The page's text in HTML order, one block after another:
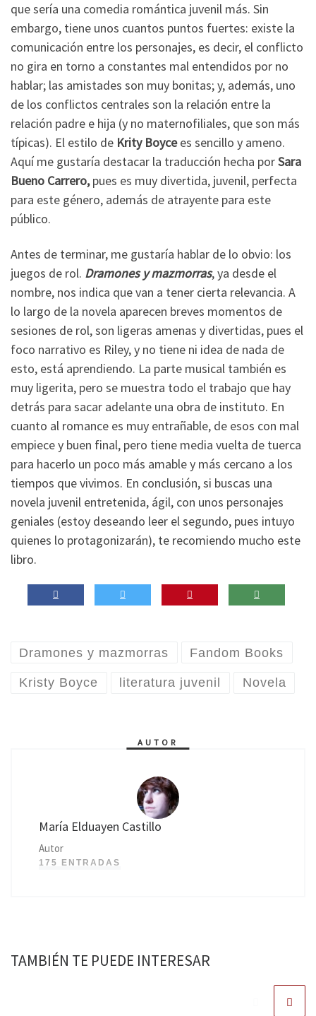
que sería una comedia romántica juvenil más. Sin
embargo, tiene unos cuantos puntos fuertes: existe la
comunicación entre los personajes, es decir, el conflicto
no gira en torno a constantes mal entendidos por no
hablar; las amistades son muy bonitas; y, además, uno
de los conflictos centrales son la relación entre la
relación padre e hija (y no maternofiliales, que son más
típicas). El estilo de Krity Boycees sencillo y ameno.
Aquí me gustaría destacar la traducción hecha porSara
Bueno Carrero,pues es muy divertida, juvenil, perfecta
para este género, además de atrayente para este
público.
Antes de terminar, me gustaría hablar de lo obvio: los
juegos de rol. Dramones y mazmorras, ya desde el
nombre, nos indica que van a tener cierta relevancia. A
lo largo de la novela aparecen breves momentos de
sesiones de rol, son ligeras amenas y divertidas, pues el
foco narrativo es Riley, y no tiene ni idea de nada de
esto, está aprendiendo. La parte musical también es
muy ligerita, pero se muestra todo el trabajo que hay
detrás para sacar adelante una obra de instituto. En
cuanto al romance es muy entrañable, de esos con mal
empiece y buen final, pero tiene media vuelta de tuerca
para hacerlo un poco más amable y más cercano a los
tiempos que vivimos. En conclusión, si buscas una
novela juvenil entretenida, ágil, con unos personajes
geniales (estoy deseando leer el segundo, pues intuyo
quienes lo protagonizarán), te recomiendo mucho este
libro.
Dramones y mazmorras Fandom Books
Kristy Boyce literatura juvenil Novela
AUTOR
María Elduayen Castillo
Autor
175 ENTRADAS
TAMBIÉN TE PUEDE INTERESAR